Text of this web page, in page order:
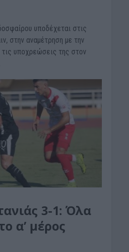
υποδέχεται στις
στην αναμέτρηση με την
τις υποχρεώσεις της στον
3-1: Όλα
α’ μέρος